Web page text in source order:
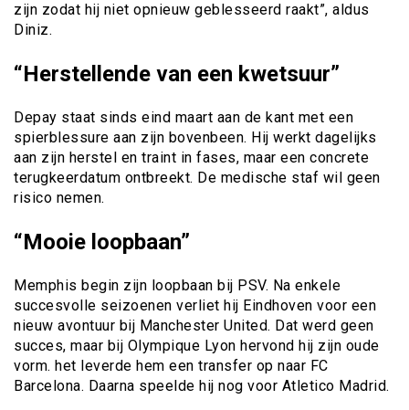
zijn zodat hij niet opnieuw geblesseerd raakt”, aldus
Diniz.
“Herstellende van een kwetsuur”
Depay staat sinds eind maart aan de kant met een
spierblessure aan zijn bovenbeen. Hij werkt dagelijks
aan zijn herstel en traint in fases, maar een concrete
terugkeerdatum ontbreekt. De medische staf wil geen
risico nemen.
“Mooie loopbaan”
Memphis begin zijn loopbaan bij PSV. Na enkele
succesvolle seizoenen verliet hij Eindhoven voor een
nieuw avontuur bij Manchester United. Dat werd geen
succes, maar bij Olympique Lyon hervond hij zijn oude
vorm. het leverde hem een transfer op naar FC
Barcelona. Daarna speelde hij nog voor Atletico Madrid.